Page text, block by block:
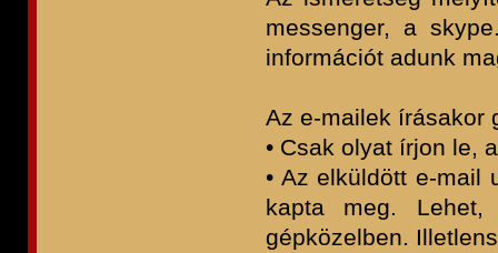
messenger, a
információt adunk
Az e-mailek írásakor
• Csak olyat írjon le,
• Az elküldött e-mail
kapta meg.
gépközelben.